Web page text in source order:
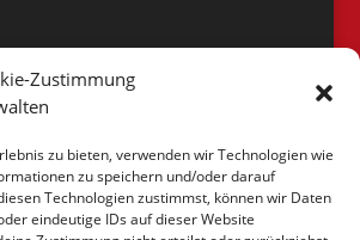
Zustimmung
zu bieten, verwenden wir Technologien wie
zu speichern und/oder darauf
Technologien zustimmst, können wir Daten
eindeutige IDs auf dieser Website